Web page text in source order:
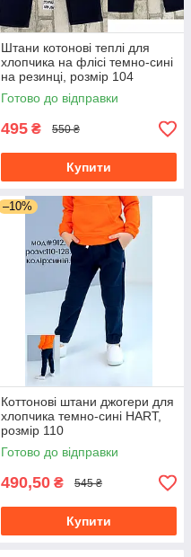
Штани котонові теплі для
хлопчика на флісі темно-сині
на резинці, розмір 104
Готово до відправки
495 ₴ 550 ₴
Купити
–10%
Коттонові штани джогери для
хлопчика темно-сині HART,
розмір 110
Готово до відправки
490,50 ₴ 545 ₴
Купити